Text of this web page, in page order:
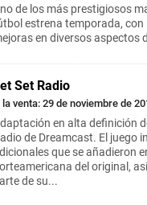
de los más prestigiosos
estrena temporada, con
en diversos aspectos
Set Radio
la venta: 29 de noviembre de
en alta definición
de Dreamcast. El juego
que se añadieron
del original,
de su...